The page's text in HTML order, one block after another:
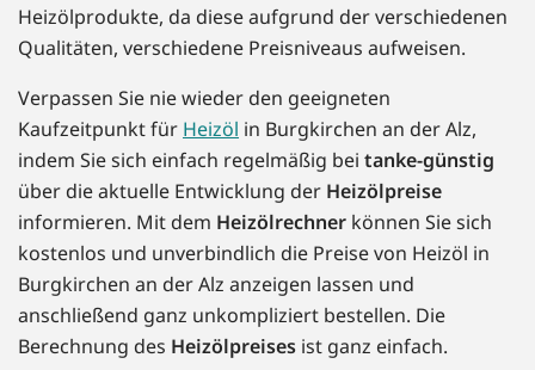
Heizölprodukte, da diese aufgrund der verschiedenen
Qualitäten, verschiedene Preisniveaus aufweisen.
Verpassen Sie nie wieder den geeigneten
Kaufzeitpunkt für Heizöl in Burgkirchen an der Alz,
indem Sie sich einfach regelmäßig bei tanke-günstig
über die aktuelle Entwicklung der Heizölpreise
informieren. Mit dem Heizölrechner können Sie sich
kostenlos und unverbindlich die Preise von Heizöl in
Burgkirchen an der Alz anzeigen lassen und
anschließend ganz unkompliziert bestellen. Die
Berechnung des Heizölpreises ist ganz einfach.